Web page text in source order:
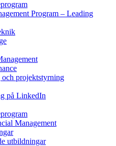
Program – Leading
projektstyrning
på LinkedIn
Management
utbildningar